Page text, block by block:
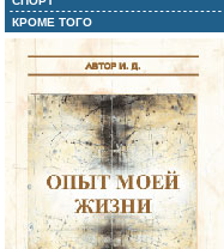
КРОМЕ ТОГО